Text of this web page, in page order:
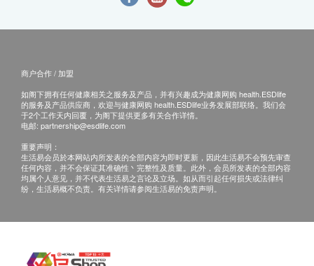
商户合作 / 加盟
如阁下拥有任何健康相关之服务及产品，并有兴趣成为健康网购 health.ESDlife
的服务及产品供应商，欢迎与健康网购 health.ESDlife业务发展部联络。我们会
于2个工作天内回覆，为阁下提供更多有关合作详情。
电邮: partnership@esdlife.com
重要声明：
生活易会员於本网站内所发表的全部内容为即时更新，因此生活易不会预先审查
任何内容，并不会保证其准确性丶完整性及质量。此外，会员所发表的全部内容
均属个人意见，并不代表生活易之言论及立场。如从而引起任何损失或法律纠
纷，生活易概不负责。有关详情请参阅生活易的免责声明。